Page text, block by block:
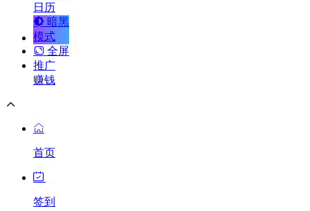
日历
暗黑
模式
全屏
推广
赚钱
首页
签到